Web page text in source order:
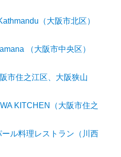
（大阪市北区）
（大阪市中央区）
市住之江区、大阪狭山
KITCHEN（大阪市住之
ル料理レストラン（川西